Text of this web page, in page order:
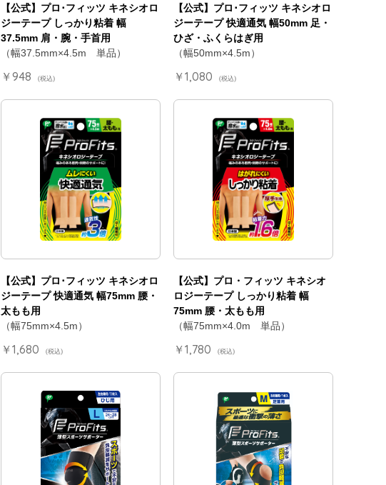
【公式】プロ･フィッツ キネシオロ
ジーテープ しっかり粘着 幅
37.5mm 肩・腕・手首用
（幅37.5mm×4.5m 単品）
￥948 (税込)
【公式】プロ･フィッツ キネシオロ
ジーテープ 快適通気 幅50mm 足・
ひざ・ふくらはぎ用
（幅50mm×4.5m）
￥1,080 (税込)
【公式】プロ･フィッツ キネシオロ
ジーテープ 快適通気 幅75mm 腰・
太もも用
（幅75mm×4.5m）
￥1,680 (税込)
【公式】プロ・フィッツ キネシオ
ロジーテープ しっかり粘着 幅
75mm 腰・太もも用
（幅75mm×4.0m 単品）
￥1,780 (税込)